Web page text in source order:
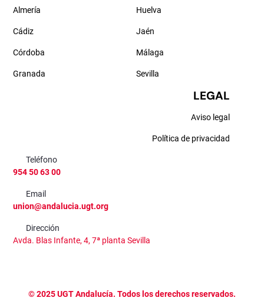
Almería
Cádiz
Córdoba
Granada
Huelva
Jaén
Málaga
Sevilla
LEGAL
Aviso legal
Política de privacidad
Teléfono
954 50 63 00
Email
union@andalucia.ugt.org
Dirección
Avda. Blas Infante, 4, 7ª planta Sevilla
©2025UGT Andalucía. Todos los derechos reservados.